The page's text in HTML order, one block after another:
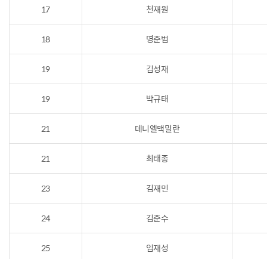
17 천재원
18 명준범
19 김성재
19 박규태
21 데니엘맥밀란
21 최태종
23 김재민
24 김준수
25 임재성